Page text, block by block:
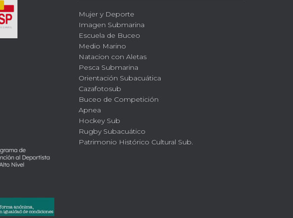
Mujer y Deporte
Imagen Submarina
Escuela de Buceo
Medio Marino
Natacion con Aletas
Pesca Submarina
Orientación Subacuática
Cazafotosub
Buceo de Competición
Apnea
Hockey Sub
Rugby Subacuático
Patrimonio Histórico Cultural Sub.